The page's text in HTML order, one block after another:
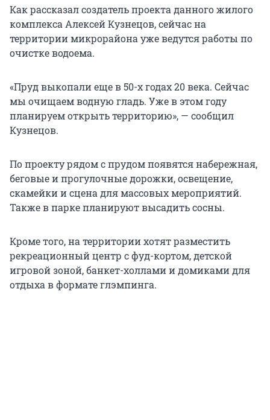
Как рассказал создатель проекта данного жилого
комплекса Алексей Кузнецов, сейчас на
территории микрорайона уже ведутся работы по
очистке водоема.
«Пруд выкопали еще в 50-х годах 20 века. Сейчас
мы очищаем водную гладь. Уже в этом году
планируем открыть территорию», — сообщил
Кузнецов.
По проекту рядом с прудом появятся набережная,
беговые и прогулочные дорожки, освещение,
скамейки и сцена для массовых мероприятий.
Также в парке планируют высадить сосны.
Кроме того, на территории хотят разместить
рекреационный центр с фуд-кортом, детской
игровой зоной, банкет-холлами и домиками для
отдыха в формате глэмпинга.